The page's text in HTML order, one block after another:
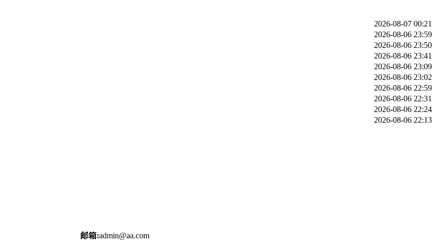
2026-08-07 00:21
2026-08-06 23:59
2026-08-06 23:50
2026-08-06 23:41
2026-08-06 23:09
2026-08-06 23:02
2026-08-06 22:59
2026-08-06 22:31
2026-08-06 22:24
2026-08-06 22:13
邮箱:admin@aa.com